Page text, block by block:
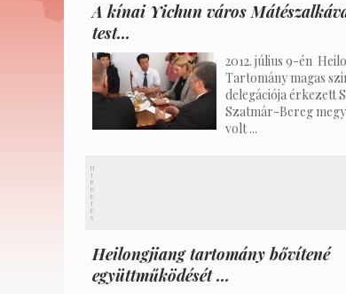
A kínai Yichun város
test...
2012. július 9-én
Tartomány magas
delegációja érkezett
Szatmár-Bereg
volt ...
H
I
R
D
E
T
É
S
Heilongjiang tartomány bővítené
együttműködését ...